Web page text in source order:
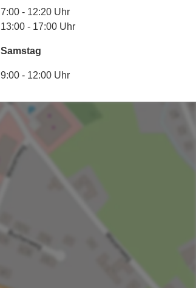
7:00 - 12:20 Uhr
13:00 - 17:00 Uhr
Samstag
9:00 - 12:00 Uhr